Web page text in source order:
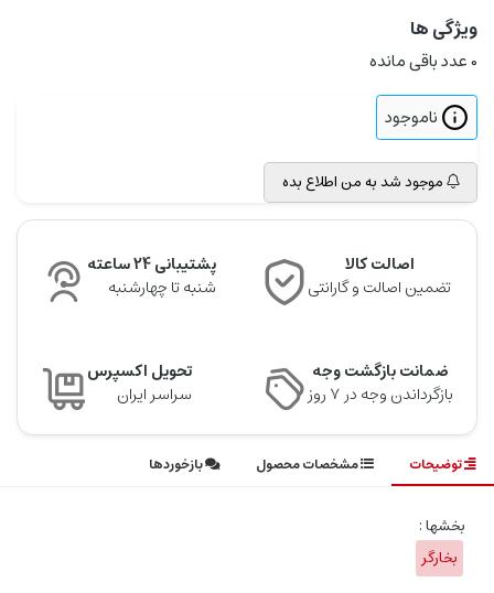
ویژگی ها
0عدد باقی مانده
ناموجود
موجود شد به من اطلاع بده
اصالت کالا
تضمین اصالت و گارانتی
پشتیبانی 24 ساعته
شنبه تا چهارشنبه
ضمانت بازگشت وجه
بازگرداندن وجه در ۷ روز
تحویل اکسپرس
سراسر ایران
توضیحات مشخصات محصول بازخوردها
بخشها :
بخارگر